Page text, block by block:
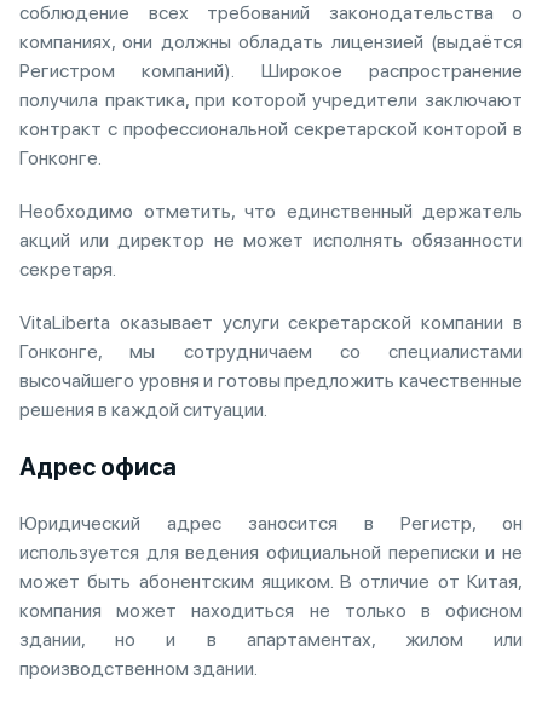
соблюдение всех требований законодательства о
компаниях, они должны обладать лицензией (выдаётся
Регистром компаний). Широкое распространение
получила практика, при которой учредители заключают
контракт с профессиональной секретарской конторой в
Гонконге.
Необходимо отметить, что единственный держатель
акций или директор не может исполнять обязанности
секретаря.
VitaLiberta оказывает услуги секретарской компании в
Гонконге, мы сотрудничаем со специалистами
высочайшего уровня и готовы предложить качественные
решения в каждой ситуации.
Адрес офиса
Юридический адрес заносится в Регистр, он
используется для ведения официальной переписки и не
может быть абонентским ящиком. В отличие от Китая,
компания может находиться не только в офисном
здании, но и в апартаментах, жилом или
производственном здании.